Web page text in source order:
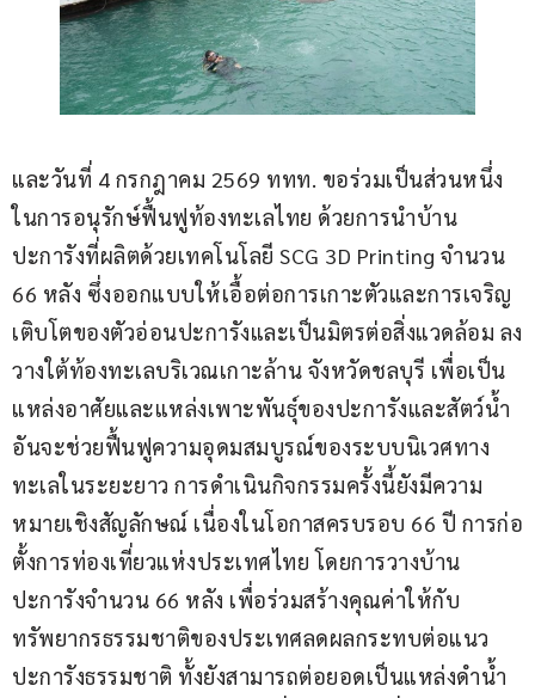
และวันที่ 4 กรกฎาคม 2569 ททท. ขอร่วมเป็นส่วนหนึ่ง
ในการอนุรักษ์ฟื้นฟูท้องทะเลไทย ด้วยการนำบ้าน
ปะการังที่ผลิตด้วยเทคโนโลยี SCG 3D Printing จำนวน
66 หลัง ซึ่งออกแบบให้เอื้อต่อการเกาะตัวและการเจริญ
เติบโตของตัวอ่อนปะการังและเป็นมิตรต่อสิ่งแวดล้อม ลง
วางใต้ท้องทะเลบริเวณเกาะล้าน จังหวัดชลบุรี เพื่อเป็น
แหล่งอาศัยและแหล่งเพาะพันธุ์ของปะการังและสัตว์น้ำ
อันจะช่วยฟื้นฟูความอุดมสมบูรณ์ของระบบนิเวศทาง
ทะเลในระยะยาว การดำเนินกิจกรรมครั้งนี้ยังมีความ
หมายเชิงสัญลักษณ์ เนื่องในโอกาสครบรอบ 66 ปี การก่อ
ตั้งการท่องเที่ยวแห่งประเทศไทย โดยการวางบ้าน
ปะการังจำนวน 66 หลัง เพื่อร่วมสร้างคุณค่าให้กับ
ทรัพยากรธรรมชาติของประเทศลดผลกระทบต่อแนว
ปะการังธรรมชาติ ทั้งยังสามารถต่อยอดเป็นแหล่งดำน้ำ